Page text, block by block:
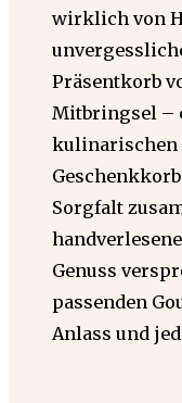
wirklich von
Präsentkorb
Mitbringsel –
kulinarischen
Sorgfalt
Genuss
passenden
Anlass und